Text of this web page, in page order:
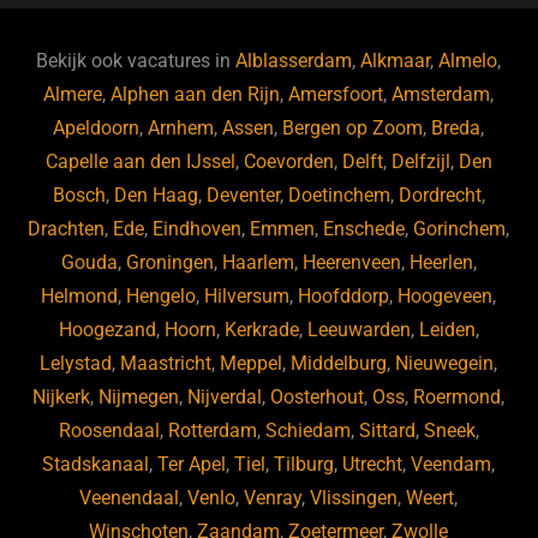
b
o
o
k
ky dI
n
Bekijk ook vacatures inAlblasserdam,Alkmaar,Almelo,
Almere,Alphen aan den Rijn,Amersfoort,Amsterdam,
Apeldoorn,Arnhem,Assen, Bergen op Zoom, Breda,
Capelle aan den IJssel , Coevorden, Delft, Delfzijl , Den
Bosch, Den Haag, Deventer, Doetinchem, Dordrecht,
Drachten, Ede, Eindhoven, Emmen, Enschede, Gorinchem,
Gouda, Groningen, Haarlem, Heerenveen, Heerlen,
Helmond, Hengelo, Hilversum, Hoofddorp, Hoogeveen,
Hoogezand, Hoorn, Kerkrade, Leeuwarden, Leiden,
Lelystad, Maastricht, Meppel , Middelburg, Nieuwegein,
Nijkerk, Nijmegen, Nijverdal , Oosterhout, Oss, Roermond,
Roosendaal , Rotterdam, Schiedam, Sittard, Sneek,
Stadskanaal ,Ter Apel ,Tiel ,Tilburg, Utrecht,Veendam,
Veenendaal ,Venlo,Venray,Vlissingen,Weert,
Winschoten,Zaandam,Zoetermeer,Zwolle